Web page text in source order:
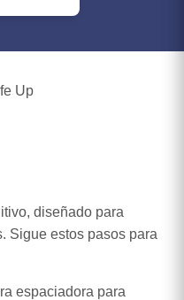
Up
diseñado para
Sigue estos pasos para
espaciadora para